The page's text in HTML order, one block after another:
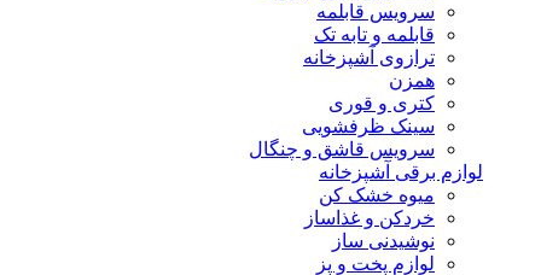
سرویس قابلمه
قابلمه و تابه تک
ترازوی آشپزخانه
همزن
کتری و قوری
سینک ظرفشویی
سرویس قاشق و چنگال
لوازم برقی آشپزخانه
میوه خشک کن
خردکن و غذاساز
نوشیدنی ساز
لوازم پخت و پز